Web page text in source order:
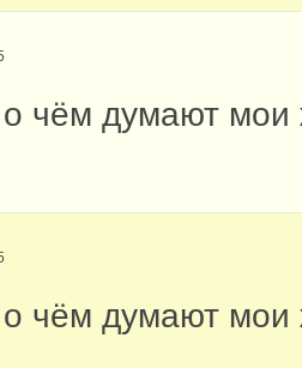
о чём думают
о чём думают